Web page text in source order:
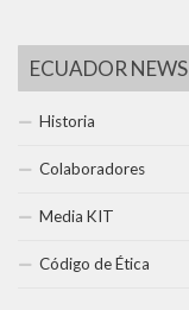
ECUADOR NEWS
Historia
Colaboradores
Media KIT
Código de Ética